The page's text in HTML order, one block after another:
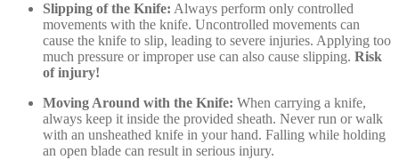
Slipping of the Knife: Always perform only controlled
movements with the knife. Uncontrolled movements can
cause the knife to slip, leading to severe injuries. Applying too
much pressure or improper use can also cause slipping. Risk
of injury!
Moving Around with the Knife: When carrying a knife,
always keep it inside the provided sheath. Never run or walk
with an unsheathed knife in your hand. Falling while holding
an open blade can result in serious injury.